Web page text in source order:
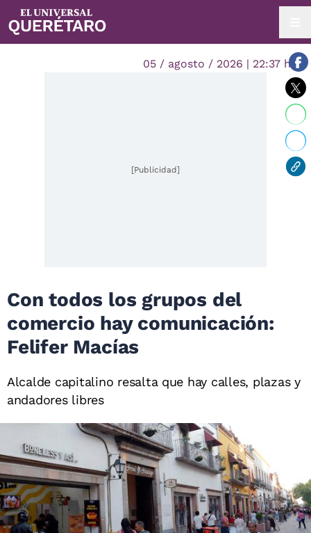
05 / agosto / 2026 | 22:37 hrs.
[Publicidad]
Con todos los grupos del
comercio hay comunicación:
Felifer Macías
Alcalde capitalino resalta que hay calles, plazas y
andadores libres